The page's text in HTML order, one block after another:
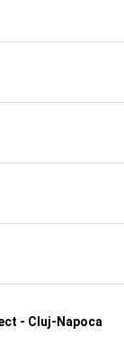
- Cluj-Napoca